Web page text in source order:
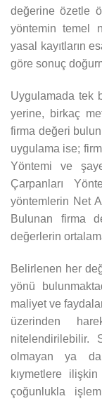
değerine özetle
yöntemin temel
yasal kayıtların
göre sonuç
Uygulamada tek
yerine, birkaç
firma değeri
uygulama ise;
Yöntemi ve
Çarpanları
yöntemlerin Net
Bulunan firma
değerlerin
Belirlenen her
yönü
maliyet ve
üzerinden
nitelendirilebilir.
olmayan ya
kıymetlere
çoğunlukla